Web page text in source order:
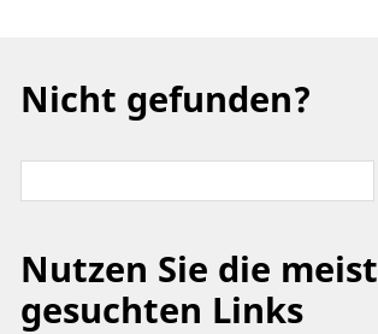
Nicht gefunden?
Nutzen Sie die meist
gesuchten Links